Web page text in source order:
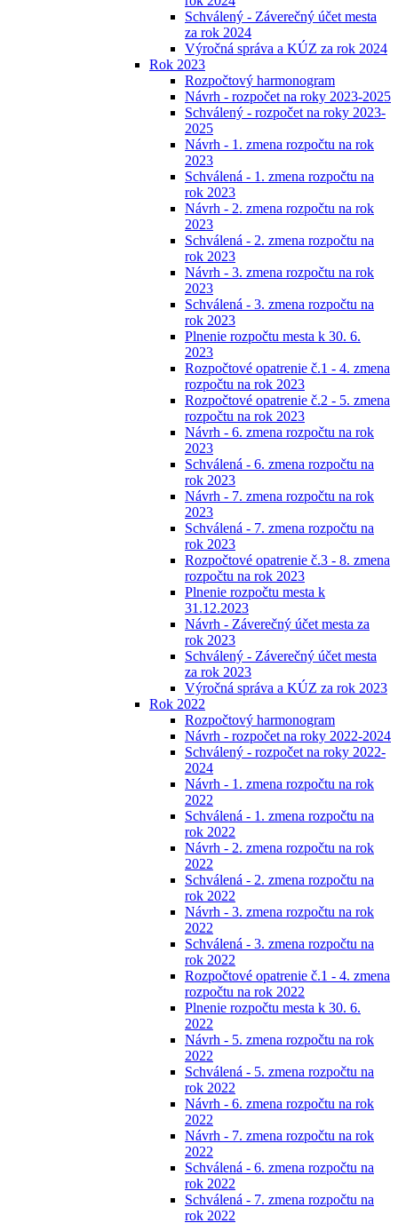
Schválený - Záverečný účet mesta
za rok 2024
Výročná správa a KÚZ za rok 2024
Rok 2023
Rozpočtový harmonogram
Návrh - rozpočet na roky 2023-2025
Schválený - rozpočet na roky 2023-
2025
Návrh - 1. zmena rozpočtu na rok
2023
Schválená - 1. zmena rozpočtu na
rok 2023
Návrh - 2. zmena rozpočtu na rok
2023
Schválená - 2. zmena rozpočtu na
rok 2023
Návrh - 3. zmena rozpočtu na rok
2023
Schválená - 3. zmena rozpočtu na
rok 2023
Plnenie rozpočtu mesta k 30. 6.
2023
Rozpočtové opatrenie č.1 - 4. zmena
rozpočtu na rok 2023
Rozpočtové opatrenie č.2 - 5. zmena
rozpočtu na rok 2023
Návrh - 6. zmena rozpočtu na rok
2023
Schválená - 6. zmena rozpočtu na
rok 2023
Návrh - 7. zmena rozpočtu na rok
2023
Schválená - 7. zmena rozpočtu na
rok 2023
Rozpočtové opatrenie č.3 - 8. zmena
rozpočtu na rok 2023
Plnenie rozpočtu mesta k
31.12.2023
Návrh - Záverečný účet mesta za
rok 2023
Schválený - Záverečný účet mesta
za rok 2023
Výročná správa a KÚZ za rok 2023
Rok 2022
Rozpočtový harmonogram
Návrh - rozpočet na roky 2022-2024
Schválený - rozpočet na roky 2022-
2024
Návrh - 1. zmena rozpočtu na rok
2022
Schválená - 1. zmena rozpočtu na
rok 2022
Návrh - 2. zmena rozpočtu na rok
2022
Schválená - 2. zmena rozpočtu na
rok 2022
Návrh - 3. zmena rozpočtu na rok
2022
Schválená - 3. zmena rozpočtu na
rok 2022
Rozpočtové opatrenie č.1 - 4. zmena
rozpočtu na rok 2022
Plnenie rozpočtu mesta k 30. 6.
2022
Návrh - 5. zmena rozpočtu na rok
2022
Schválená - 5. zmena rozpočtu na
rok 2022
Návrh - 6. zmena rozpočtu na rok
2022
Návrh - 7. zmena rozpočtu na rok
2022
Schválená - 6. zmena rozpočtu na
rok 2022
Schválená - 7. zmena rozpočtu na
rok 2022